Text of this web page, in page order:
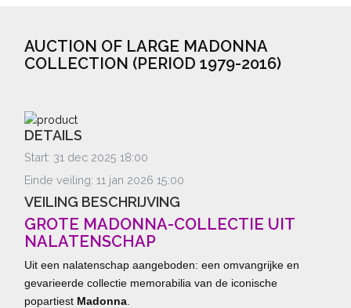
AUCTION OF LARGE MADONNA
COLLECTION (PERIOD 1979-2016)
DETAILS
Start: 31 dec 2025 18:00
Einde veiling: 11 jan 2026 15:00
VEILING BESCHRIJVING
GROTE MADONNA-COLLECTIE UIT
NALATENSCHAP
Uit een nalatenschap aangeboden: een omvangrijke en
gevarieerde collectie memorabilia van de iconische
popartiest Madonna